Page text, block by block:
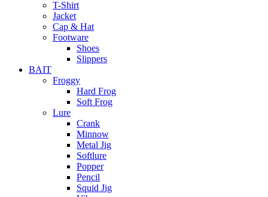
T-Shirt
Jacket
Cap & Hat
Footware
Shoes
Slippers
BAIT
Froggy
Hard Frog
Soft Frog
Lure
Crank
Minnow
Metal Jig
Softlure
Popper
Pencil
Squid Jig